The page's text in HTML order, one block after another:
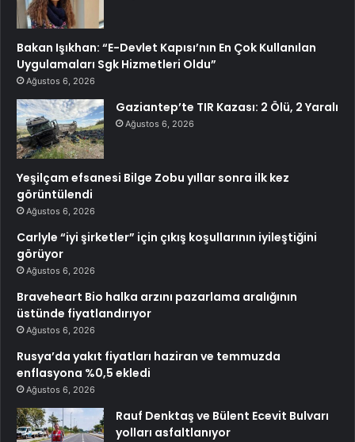
Bakan Işıkhan: “E-Devlet Kapısı’nın En Çok Kullanılan
Uygulamaları Sgk Hizmetleri Oldu”
Ağustos 6, 2026
Gaziantep’te TIR Kazası: 2 Ölü, 2 Yaralı
Ağustos 6, 2026
Yeşilçam efsanesi Bilge Zobu yıllar sonra ilk kez
görüntülendi
Ağustos 6, 2026
Carlyle “iyi şirketler” için çıkış koşullarının iyileştiğini
görüyor
Ağustos 6, 2026
Braveheart Bio halka arzını pazarlama aralığının
üstünde fiyatlandırıyor
Ağustos 6, 2026
Rusya’da yakıt fiyatları haziran ve temmuzda
enflasyona %0,5 ekledi
Ağustos 6, 2026
Rauf Denktaş ve Bülent Ecevit Bulvarı
yolları asfaltlanıyor